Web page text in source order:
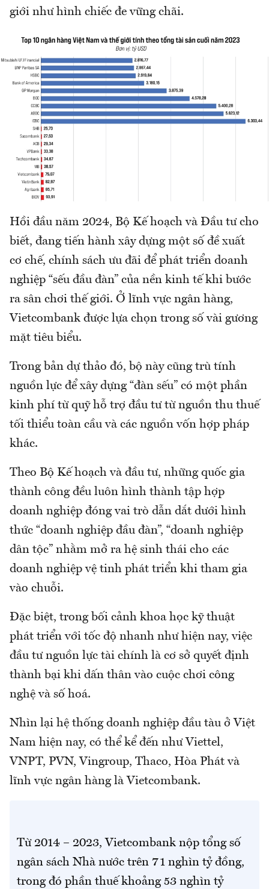
giới như hình chiếc đe vững chãi.
Hồi đầu năm 2024, Bộ Kế hoạch và Đầu tư cho
biết, đang tiến hành xây dựng một số đề xuất
cơ chế, chính sách ưu đãi để phát triển doanh
nghiệp “sếu đầu đàn” của nền kinh tế khi bước
ra sân chơi thế giới. Ở lĩnh vực ngân hàng,
Vietcombank được lựa chọn trong số vài gương
mặt tiêu biểu.
Trong bản dự thảo đó, bộ này cũng trù tính
nguồn lực để xây dựng “đàn sếu” có một phần
kinh phí từ quỹ hỗ trợ đầu tư từ nguồn thu thuế
tối thiểu toàn cầu và các nguồn vốn hợp pháp
khác.
Theo Bộ Kế hoạch và đầu tư, những quốc gia
thành công đều luôn hình thành tập hợp
doanh nghiệp đóng vai trò dẫn dắt dưới hình
thức “doanh nghiệp đầu đàn”, “doanh nghiệp
dân tộc” nhằm mở ra hệ sinh thái cho các
doanh nghiệp vệ tinh phát triển khi tham gia
vào chuỗi.
Đặc biệt, trong bối cảnh khoa học kỹ thuật
phát triển với tốc độ nhanh như hiện nay, việc
đầu tư nguồn lực tài chính là cơ sở quyết định
thành bại khi dấn thân vào cuộc chơi công
nghệ và số hoá.
Nhìn lại hệ thống doanh nghiệp đầu tàu ở Việt
Nam hiện nay, có thể kể đến như Viettel,
VNPT, PVN, Vingroup, Thaco, Hòa Phát và
lĩnh vực ngân hàng là Vietcombank.
Từ 2014 – 2023, Vietcombank nộp tổng số
ngân sách Nhà nước trên 71 nghìn tỷ đồng,
trong đó phần thuế khoảng 53 nghìn tỷ